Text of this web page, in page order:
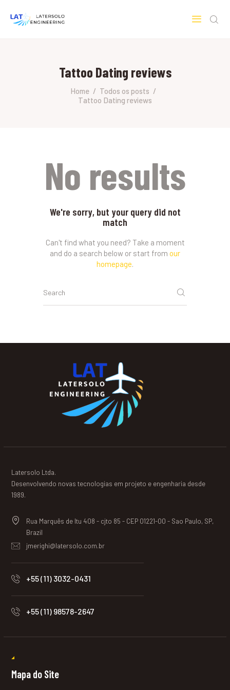
Tattoo Dating reviews
Home
Todos os posts
Tattoo Dating reviews
SOBRE A LATERSOLO
ENGINEERING
No results
We're sorry, but your query did not
match
Can't find what you need? Take a moment
and do a search below or start from our
homepage.
Latersolo Ltda.
Desenvolvendo novas tecnologias em projeto e engenharia desde
1989.
Rua Marquês de Itu 408 - cjto 85 - CEP 01221-00 - Sao Paulo, SP,
Brazil
jmerighi@latersolo.com.br
+55 (11) 3032-0431
+55 (11) 98578-2647
Mapa do Site